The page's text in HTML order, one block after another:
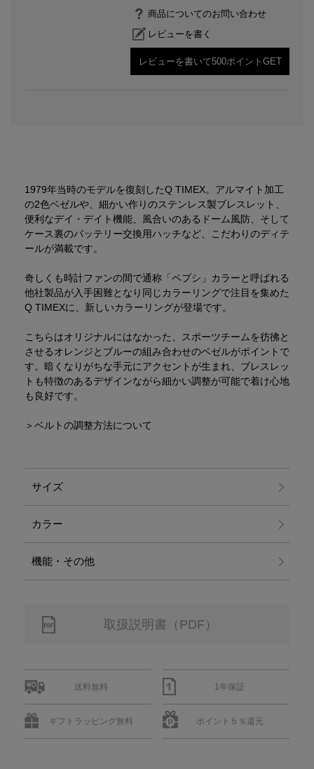
商品についてのお問い合わせ
レビューを書く
レビューを書いて500ポイントGET
1979年当時のモデルを復刻したQ TIMEX。アルマイト加工
の2色ベゼルや、細かい作りのステンレス製ブレスレット、
便利なデイ・デイト機能、風合いのあるドーム風防、そして
ケース裏のバッテリー交換用ハッチなど、こだわりのディテ
ールが満載です。
奇しくも時計ファンの間で通称「ペプシ」カラーと呼ばれる
他社製品が入手困難となり同じカラーリングで注目を集めた
Q TIMEXに、新しいカラーリングが登場です。
こちらはオリジナルにはなかった、スポーツチームを彷彿と
させるオレンジとブルーの組み合わせのベゼルがポイントで
す。暗くなりがちな手元にアクセントが生まれ、ブレスレッ
トも特徴のあるデザインながら細かい調整が可能で着け心地
も良好です。
＞ベルトの調整方法について
サイズ
カラー
機能・その他
取扱説明書（PDF）
送料無料 1年保証
ギフトラッピング無料 ポイント５％還元